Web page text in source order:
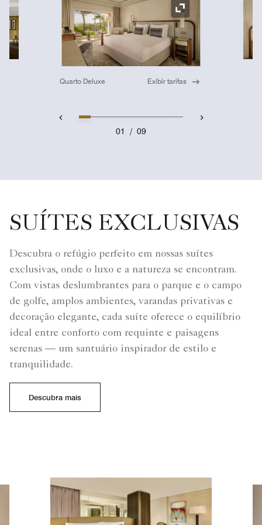
Ícone de expansão
Quarto Deluxe Exibir tarifas
01 / 09
SUÍTES EXCLUSIVAS
Descubra o refúgio perfeito em nossas suítes
exclusivas, onde o luxo e a natureza se encontram.
Com vistas deslumbrantes para o parque e o campo
de golfe, amplos ambientes, varandas privativas e
decoração elegante, cada suíte oferece o equilíbrio
ideal entre conforto com requinte e paisagens
serenas — um santuário inspirador de estilo e
tranquilidade.
Descubra mais